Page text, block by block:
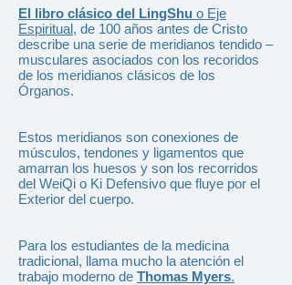
El libro clásico del LingShu o Eje
Espiritual, de 100 años antes de Cristo
describe una serie de meridianos tendido –
musculares asociados con los recoridos
de los meridianos clásicos de los
Órganos.
Estos meridianos son conexiones de
músculos, tendones y ligamentos que
amarran los huesos y son los recorridos
del WeiQi o Ki Defensivo que fluye por el
Exterior del cuerpo.
Para los estudiantes de la medicina
tradicional, llama mucho la atención el
trabajo moderno de Thomas Myers.